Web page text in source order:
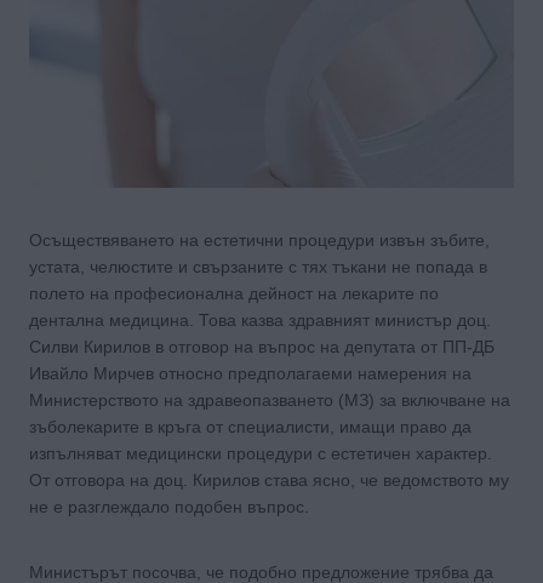
Осъществяването на естетични процедури извън зъбите,
устата, челюстите и свързаните с тях тъкани не попада в
полето на професионална дейност на лекарите по
дентална медицина. Това казва здравният министър доц.
Силви Кирилов в отговор на въпрос на депутата от ПП-ДБ
Ивайло Мирчев относно предполагаеми намерения на
Министерството на здравеопазването (МЗ) за включване на
зъболекарите в кръга от специалисти, имащи право да
изпълняват медицински процедури с естетичен характер.
От отговора на доц. Кирилов става ясно, че ведомството му
не е разглеждало подобен въпрос.
Министърът посочва, че подобно предложение трябва да